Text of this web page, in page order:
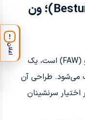
؛ ون
(FAW)
است، یک
می‌شود. طراحی آن
سرنشینان
!
اعلان